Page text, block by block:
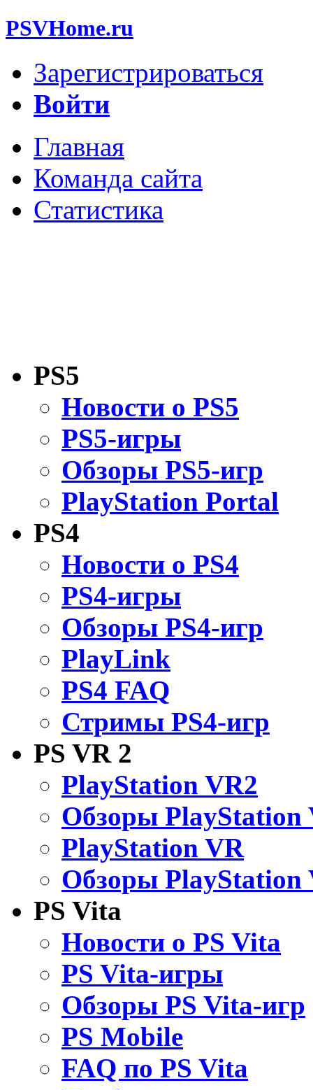
PSVHome.ru
Зарегистрироваться
Войти
Главная
Команда сайта
Статистика
PS5
Новости о PS5
PS5-игры
Обзоры PS5-игр
PlayStation Portal
PS4
Новости о PS4
PS4-игры
Обзоры PS4-игр
PlayLink
PS4 FAQ
Стримы PS4-игр
PS VR 2
PlayStation VR2
Обзоры PlayStation
PlayStation VR
Обзоры PlayStation
PS Vita
Новости о PS Vita
PS Vita-игры
Обзоры PS Vita-игр
PS Mobile
FAQ по PS Vita